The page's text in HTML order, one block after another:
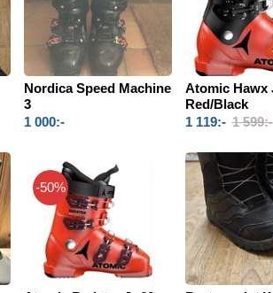
Nordica Speed Machine
3
1 000:-
Atomic Hawx
Red/Black
1 119:- 1 599:-
-50%